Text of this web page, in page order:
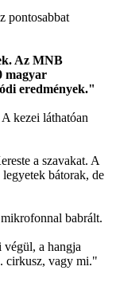
pontosabbat
Az MNB
magyar
eredmények."
kezei láthatóan
a szavakat. A
bátorak, de
babrált.
a hangja
cirkusz, vagy mi."